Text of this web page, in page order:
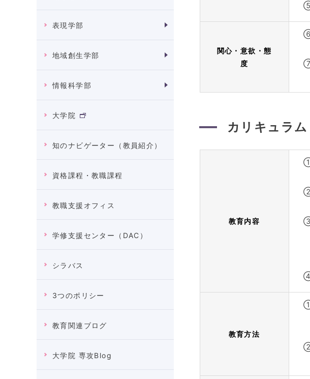
表現学部
地域創生学部
情報科学部
大学院
知のナビゲーター（教員紹介）
資格課程・教職課程
教職支援オフィス
学修支援センター（DAC）
シラバス
3つのポリシー
教育関連ブログ
大学院 専攻Blog
関心・意欲・態
度
カリキュラム
教育内容
教育方法